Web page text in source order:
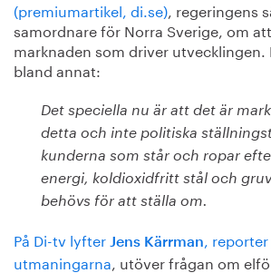
(premiumartikel, di.se), regeringens
samordnare för Norra Sverige, om
marknaden som driver utvecklingen.
bland annat:
Det speciella nu är att det är
detta och inte politiska
kunderna som står och ropar
energi, koldioxidfritt stål och
behövs för att ställa om.
På Di-tv lyfter Jens Kärrman,
utmaningarna, utöver frågan om